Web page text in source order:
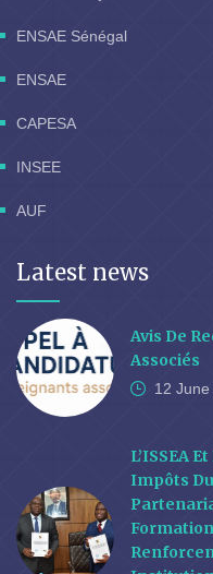
ENSAE Sénégal
ENSAE
CAPESA
INSEE
AUF
Latest news
Avis De
Associés
12 June
L’ISSEA
Impôts